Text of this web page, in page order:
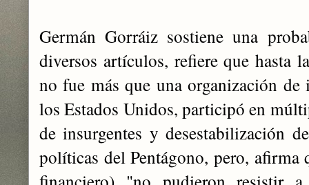
Germán Gorráiz sostiene una
diversos artículos, refiere que hasta
no fue más que una organización
los Estados Unidos, participó en
de insurgentes y desestabilización
políticas del Pentágono, pero,